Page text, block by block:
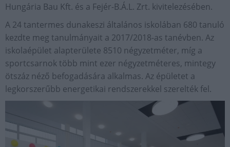
Hungária Bau Kft. és a Fejér-B.Á.L. Zrt. kivitelezésében.
A 24 tantermes dunakeszi általános iskolában 680 tanuló
kezdte meg tanulmányait a 2017/2018-as tanévben. Az
iskolaépület alapterülete 8510 négyzetméter, míg a
sportcsarnok több mint ezer négyzetméteres, mintegy
ötszáz néző befogadására alkalmas. Az épületet a
legkorszerűbb energetikai rendszerekkel szerelték fel.